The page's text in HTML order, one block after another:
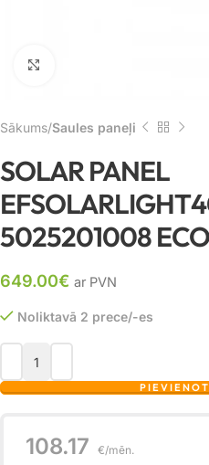
Sākums Saules paneļi
SOLAR PANEL
5025201008
649.00€ ar PVN
Noliktavā 2 prece/-es